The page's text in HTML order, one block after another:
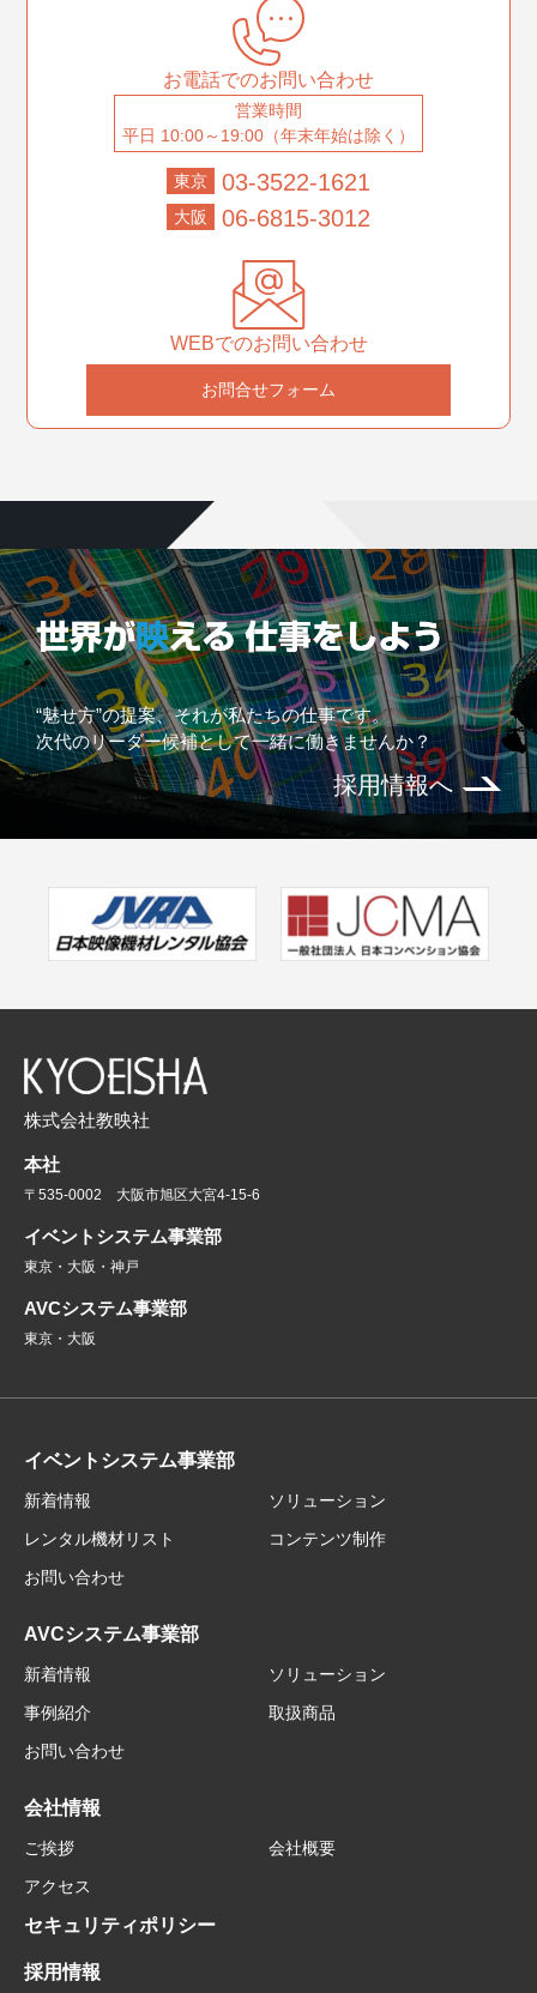
お電話でのお問い合わせ
営業時間
平日 10:00～19:00（年末年始は除く）
東京 03-3522-1621
大阪 06-6815-3012
WEBでのお問い合わせ
お問合せフォーム
“魅せ方”の提案、それが私たちの仕事です。
次代のリーダー候補として一緒に働きませんか？
採用情報へ
株式会社教映社
本社
〒535-0002 大阪市旭区大宮4-15-6
イベントシステム事業部
東京・大阪・神戸
AVCシステム事業部
東京・大阪
イベントシステム事業部
新着情報
ソリューション
レンタル機材リスト
コンテンツ制作
お問い合わせ
AVCシステム事業部
新着情報
ソリューション
事例紹介
取扱商品
お問い合わせ
会社情報
ご挨拶
会社概要
アクセス
セキュリティポリシー
採用情報